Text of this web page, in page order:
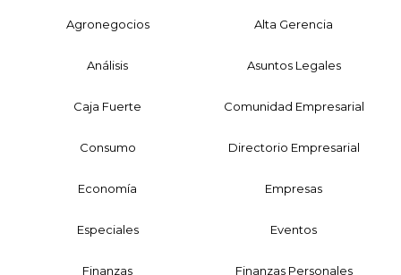
Agronegocios Alta Gerencia
Análisis Asuntos Legales
Caja Fuerte Comunidad Empresarial
Consumo Directorio Empresarial
Economía Empresas
Especiales Eventos
Finanzas Finanzas Personales